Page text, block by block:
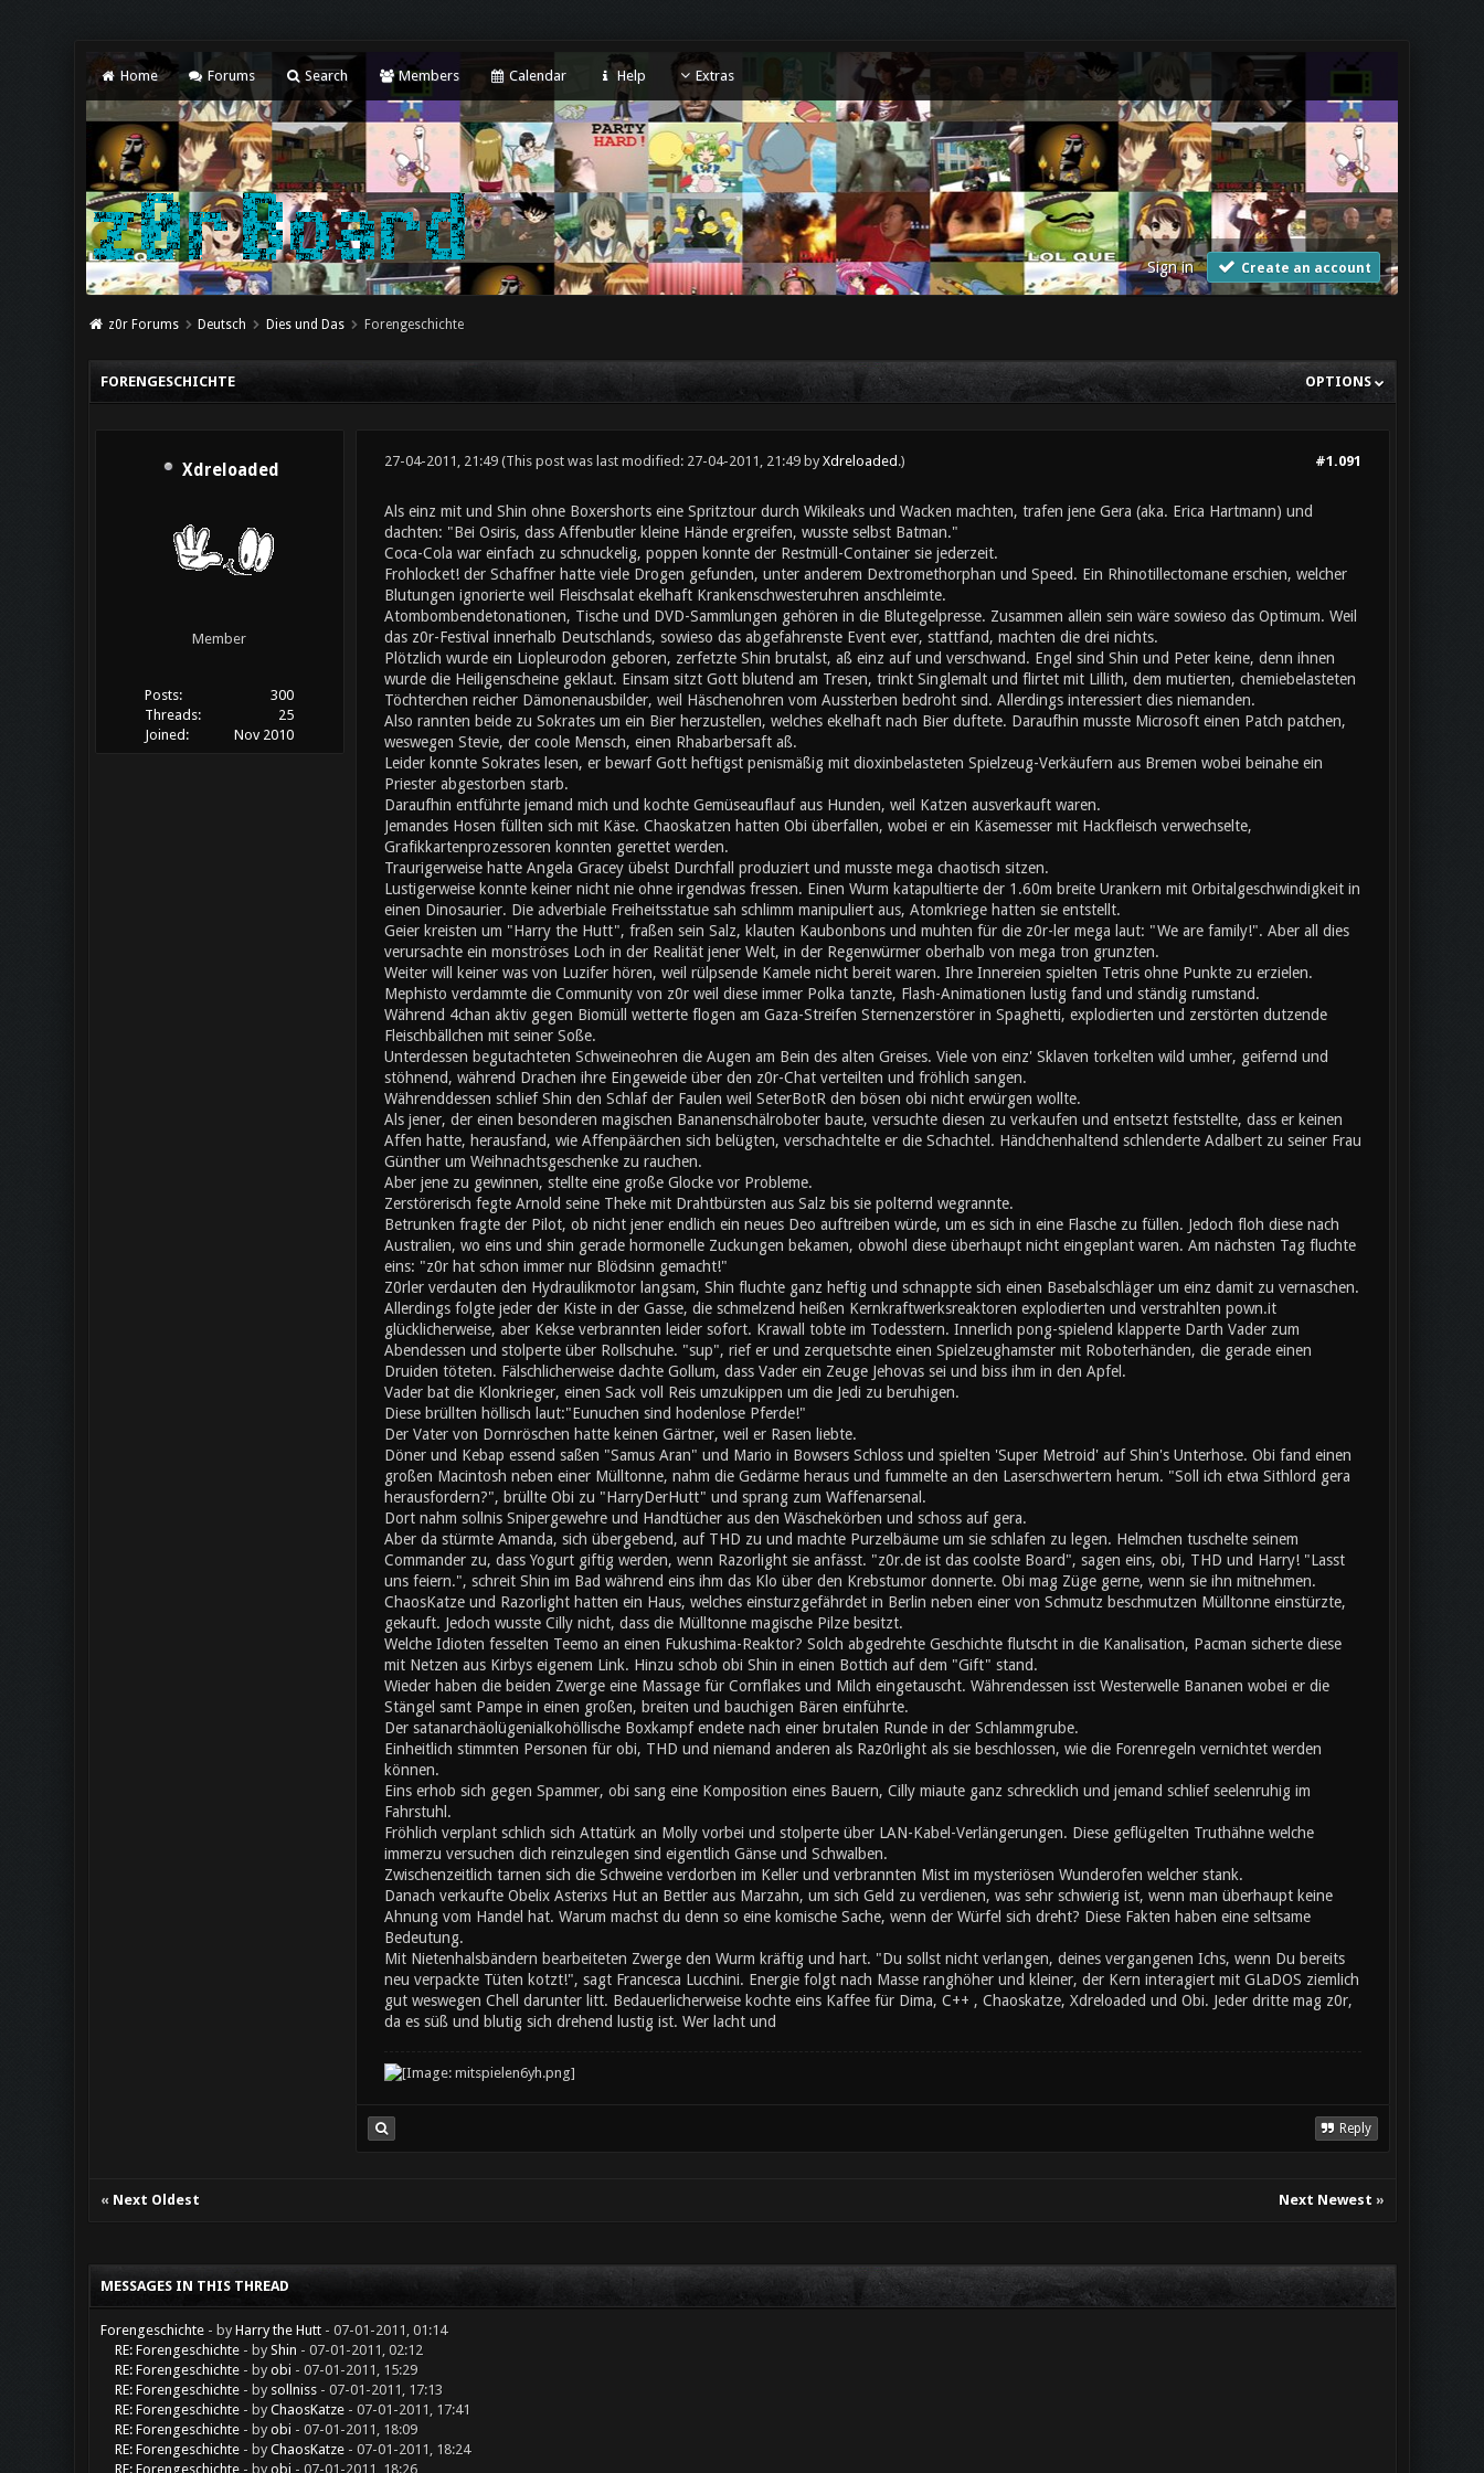
Home Forums Search Members Calendar Help Extras
Sign in Create an account
z0r Forums Deutsch Dies und Das Forengeschichte
OPTIONS
FORENGESCHICHTE
Xdreloaded
Member
Posts:
300
Threads:
25
Joined:
Nov 2010
#1.091
27-04-2011, 21:49 (This post was last modified: 27-04-2011, 21:49 byXdreloaded .)
Als einz mit und Shin ohne Boxershorts eine Spritztour durch Wikileaks und Wacken machten, trafen jene Gera (aka. Erica Hartmann) und
dachten: "Bei Osiris, dass Affenbutler kleine Hände ergreifen, wusste selbst Batman."
Coca-Cola war einfach zu schnuckelig, poppen konnte der Restmüll-Container sie jederzeit.
Frohlocket! der Schaffner hatte viele Drogen gefunden, unter anderem Dextromethorphan und Speed. Ein Rhinotillectomane erschien, welcher
Blutungen ignorierte weil Fleischsalat ekelhaft Krankenschwesteruhren anschleimte.
Atombombendetonationen, Tische und DVD-Sammlungen gehören in die Blutegelpresse. Zusammen allein sein wäre sowieso das Optimum. Weil
das z0r-Festival innerhalb Deutschlands, sowieso das abgefahrenste Event ever, stattfand, machten die drei nichts.
Plötzlich wurde ein Liopleurodon geboren, zerfetzte Shin brutalst, aß einz auf und verschwand. Engel sind Shin und Peter keine, denn ihnen
wurde die Heiligenscheine geklaut. Einsam sitzt Gott blutend am Tresen, trinkt Singlemalt und flirtet mit Lillith, dem mutierten, chemiebelasteten
Töchterchen reicher Dämonenausbilder, weil Häschenohren vom Aussterben bedroht sind. Allerdings interessiert dies niemanden.
Also rannten beide zu Sokrates um ein Bier herzustellen, welches ekelhaft nach Bier duftete. Daraufhin musste Microsoft einen Patch patchen,
weswegen Stevie, der coole Mensch, einen Rhabarbersaft aß.
Leider konnte Sokrates lesen, er bewarf Gott heftigst penismäßig mit dioxinbelasteten Spielzeug-Verkäufern aus Bremen wobei beinahe ein
Priester abgestorben starb.
Daraufhin entführte jemand mich und kochte Gemüseauflauf aus Hunden, weil Katzen ausverkauft waren.
Jemandes Hosen füllten sich mit Käse. Chaoskatzen hatten Obi überfallen, wobei er ein Käsemesser mit Hackfleisch verwechselte,
Grafikkartenprozessoren konnten gerettet werden.
Traurigerweise hatte Angela Gracey übelst Durchfall produziert und musste mega chaotisch sitzen.
Lustigerweise konnte keiner nicht nie ohne irgendwas fressen. Einen Wurm katapultierte der 1.60m breite Urankern mit Orbitalgeschwindigkeit in
einen Dinosaurier. Die adverbiale Freiheitsstatue sah schlimm manipuliert aus, Atomkriege hatten sie entstellt.
Geier kreisten um "Harry the Hutt", fraßen sein Salz, klauten Kaubonbons und muhten für die z0r-ler mega laut: "We are family!". Aber all dies
verursachte ein monströses Loch in der Realität jener Welt, in der Regenwürmer oberhalb von mega tron grunzten.
Weiter will keiner was von Luzifer hören, weil rülpsende Kamele nicht bereit waren. Ihre Innereien spielten Tetris ohne Punkte zu erzielen.
Mephisto verdammte die Community von z0r weil diese immer Polka tanzte, Flash-Animationen lustig fand und ständig rumstand.
Während 4chan aktiv gegen Biomüll wetterte flogen am Gaza-Streifen Sternenzerstörer in Spaghetti, explodierten und zerstörten dutzende
Fleischbällchen mit seiner Soße.
Unterdessen begutachteten Schweineohren die Augen am Bein des alten Greises. Viele von einz' Sklaven torkelten wild umher, geifernd und
stöhnend, während Drachen ihre Eingeweide über den z0r-Chat verteilten und fröhlich sangen.
Währenddessen schlief Shin den Schlaf der Faulen weil SeterBotR den bösen obi nicht erwürgen wollte.
Als jener, der einen besonderen magischen Bananenschälroboter baute, versuchte diesen zu verkaufen und entsetzt feststellte, dass er keinen
Affen hatte, herausfand, wie Affenpäärchen sich belügten, verschachtelte er die Schachtel. Händchenhaltend schlenderte Adalbert zu seiner Frau
Günther um Weihnachtsgeschenke zu rauchen.
Aber jene zu gewinnen, stellte eine große Glocke vor Probleme.
Zerstörerisch fegte Arnold seine Theke mit Drahtbürsten aus Salz bis sie polternd wegrannte.
Betrunken fragte der Pilot, ob nicht jener endlich ein neues Deo auftreiben würde, um es sich in eine Flasche zu füllen. Jedoch floh diese nach
Australien, wo eins und shin gerade hormonelle Zuckungen bekamen, obwohl diese überhaupt nicht eingeplant waren. Am nächsten Tag fluchte
eins: "z0r hat schon immer nur Blödsinn gemacht!"
Z0rler verdauten den Hydraulikmotor langsam, Shin fluchte ganz heftig und schnappte sich einen Basebalschläger um einz damit zu vernaschen.
Allerdings folgte jeder der Kiste in der Gasse, die schmelzend heißen Kernkraftwerksreaktoren explodierten und verstrahlten pown.it
glücklicherweise, aber Kekse verbrannten leider sofort. Krawall tobte im Todesstern. Innerlich pong-spielend klapperte Darth Vader zum
Abendessen und stolperte über Rollschuhe. "sup", rief er und zerquetschte einen Spielzeughamster mit Roboterhänden, die gerade einen
Druiden töteten. Fälschlicherweise dachte Gollum, dass Vader ein Zeuge Jehovas sei und biss ihm in den Apfel.
Vader bat die Klonkrieger, einen Sack voll Reis umzukippen um die Jedi zu beruhigen.
Diese brüllten höllisch laut:"Eunuchen sind hodenlose Pferde!"
Der Vater von Dornröschen hatte keinen Gärtner, weil er Rasen liebte.
Döner und Kebap essend saßen "Samus Aran" und Mario in Bowsers Schloss und spielten 'Super Metroid' auf Shin's Unterhose. Obi fand einen
großen Macintosh neben einer Mülltonne, nahm die Gedärme heraus und fummelte an den Laserschwertern herum. "Soll ich etwa Sithlord gera
herausfordern?", brüllte Obi zu "HarryDerHutt" und sprang zum Waffenarsenal.
Dort nahm sollnis Snipergewehre und Handtücher aus den Wäschekörben und schoss auf gera.
Aber da stürmte Amanda, sich übergebend, auf THD zu und machte Purzelbäume um sie schlafen zu legen. Helmchen tuschelte seinem
Commander zu, dass Yogurt giftig werden, wenn Razorlight sie anfässt. "z0r.de ist das coolste Board", sagen eins, obi, THD und Harry! "Lasst
uns feiern.", schreit Shin im Bad während eins ihm das Klo über den Krebstumor donnerte. Obi mag Züge gerne, wenn sie ihn mitnehmen.
ChaosKatze und Razorlight hatten ein Haus, welches einsturzgefährdet in Berlin neben einer von Schmutz beschmutzen Mülltonne einstürzte,
gekauft. Jedoch wusste Cilly nicht, dass die Mülltonne magische Pilze besitzt.
Welche Idioten fesselten Teemo an einen Fukushima-Reaktor? Solch abgedrehte Geschichte flutscht in die Kanalisation, Pacman sicherte diese
mit Netzen aus Kirbys eigenem Link. Hinzu schob obi Shin in einen Bottich auf dem "Gift" stand.
Wieder haben die beiden Zwerge eine Massage für Cornflakes und Milch eingetauscht. Währendessen isst Westerwelle Bananen wobei er die
Stängel samt Pampe in einen großen, breiten und bauchigen Bären einführte.
Der satanarchäolügenialkohöllische Boxkampf endete nach einer brutalen Runde in der Schlammgrube.
Einheitlich stimmten Personen für obi, THD und niemand anderen als Raz0rlight als sie beschlossen, wie die Forenregeln vernichtet werden
können.
Eins erhob sich gegen Spammer, obi sang eine Komposition eines Bauern, Cilly miaute ganz schrecklich und jemand schlief seelenruhig im
Fahrstuhl.
Fröhlich verplant schlich sich Attatürk an Molly vorbei und stolperte über LAN-Kabel-Verlängerungen. Diese geflügelten Truthähne welche
immerzu versuchen dich reinzulegen sind eigentlich Gänse und Schwalben.
Zwischenzeitlich tarnen sich die Schweine verdorben im Keller und verbrannten Mist im mysteriösen Wunderofen welcher stank.
Danach verkaufte Obelix Asterixs Hut an Bettler aus Marzahn, um sich Geld zu verdienen, was sehr schwierig ist, wenn man überhaupt keine
Ahnung vom Handel hat. Warum machst du denn so eine komische Sache, wenn der Würfel sich dreht? Diese Fakten haben eine seltsame
Bedeutung.
Mit Nietenhalsbändern bearbeiteten Zwerge den Wurm kräftig und hart. "Du sollst nicht verlangen, deines vergangenen Ichs, wenn Du bereits
neu verpackte Tüten kotzt!", sagt Francesca Lucchini. Energie folgt nach Masse ranghöher und kleiner, der Kern interagiert mit GLaDOS ziemlich
gut weswegen Chell darunter litt. Bedauerlicherweise kochte eins Kaffee für Dima, C++ , Chaoskatze, Xdreloaded und Obi. Jeder dritte mag z0r,
da es süß und blutig sich drehend lustig ist. Wer lacht und
Reply
« Next Oldest Next Newest »
MESSAGES IN THIS THREAD
Forengeschichte - byHarry the Hutt- 07-01-2011, 01:14
RE: Forengeschichte - byShin - 07-01-2011, 02:12
RE: Forengeschichte - byobi- 07-01-2011, 15:29
RE: Forengeschichte - by sollniss- 07-01-2011, 17:13
RE: Forengeschichte - byChaosKatze- 07-01-2011, 17:41
RE: Forengeschichte - byobi- 07-01-2011, 18:09
RE: Forengeschichte - byChaosKatze- 07-01-2011, 18:24
RE: Forengeschichte - byobi- 07-01-2011, 18:26